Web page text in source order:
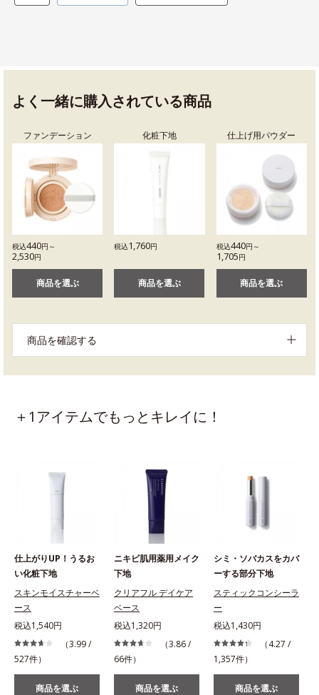
よく一緒に購入されている商品
ファンデーション
税込440円～
2,530円
商品を選ぶ
化粧下地
税込1,760円
商品を選ぶ
仕上げ用パウダー
税込440円～
1,705円
商品を選ぶ
商品を確認する
＋1アイテムでもっとキレイに！
仕上がりUP！うるお
い化粧下地
スキンモイスチャーベ
ース
税込1,540円
（3.99 /
527件）
商品を選ぶ
ニキビ肌用薬用メイク
下地
クリアフル デイケア
ベース
税込1,320円
（3.86 /
66件）
商品を選ぶ
シミ・ソバカスをカバ
ーする部分下地
スティックコンシーラ
ー
税込1,430円
（4.27 /
1,357件）
商品を選ぶ